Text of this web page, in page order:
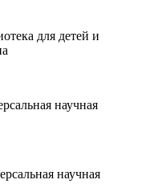
для детей и
научная
научная